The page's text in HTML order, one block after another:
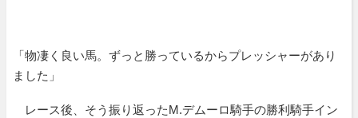
「物凄く良い馬。ずっと勝っているからプレッシャーがあり
ました」
レース後、そう振り返ったM.デムーロ騎手の勝利騎手イン